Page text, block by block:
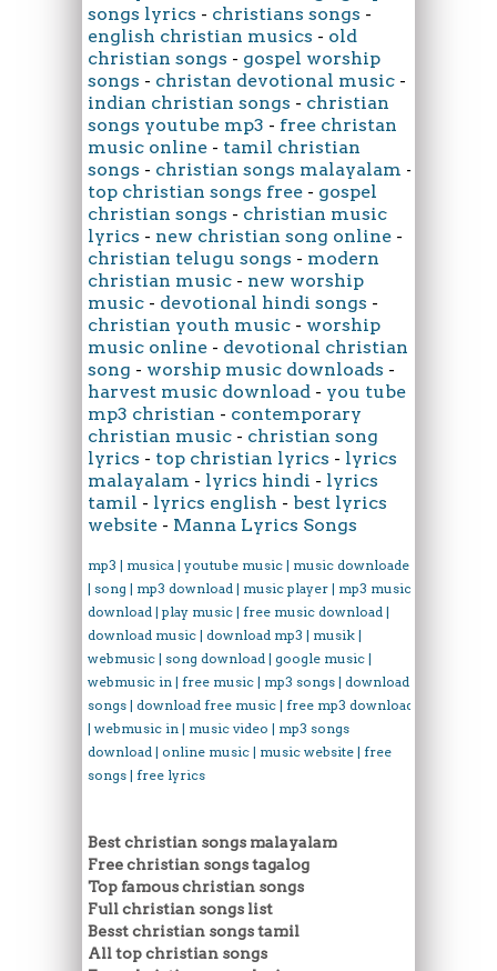
songs lyrics - christians songs -
english christian musics - old
christian songs - gospel worship
songs - christan devotional music -
indian christian songs - christian
songs youtube mp3 - free christan
music online - tamil christian
songs - christian songs malayalam -
top christian songs free - gospel
christian songs - christian music
lyrics - new christian song online -
christian telugu songs - modern
christian music - new worship
music - devotional hindi songs -
christian youth music - worship
music online - devotional christian
song - worship music downloads -
harvest music download - you tube
mp3 christian - contemporary
christian music - christian song
lyrics - top christian lyrics - lyrics
malayalam - lyrics hindi - lyrics
tamil - lyrics english - best lyrics
website - Manna Lyrics Songs
mp3 | musica | youtube music | music downloader
| song | mp3 download | music player | mp3 music
download | play music | free music download |
download music | download mp3 | musik |
webmusic | song download | google music |
webmusic in | free music | mp3 songs | download
songs | download free music | free mp3 download
| webmusic in | music video | mp3 songs
download | online music | music website | free
songs | free lyrics
Best christian songs malayalam
Free christian songs tagalog
Top famous christian songs
Full christian songs list
Besst christian songs tamil
All top christian songs